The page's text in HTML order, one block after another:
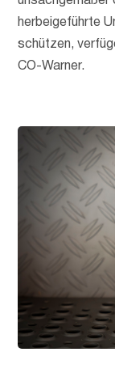
herbeigeführte
schützen,
CO-Warner.